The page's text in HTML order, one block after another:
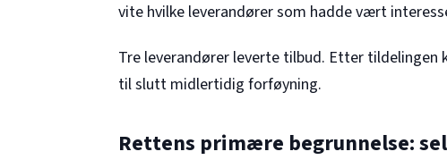
vite hvilke leverandører som hadde vært
Tre leverandører leverte tilbud. Etter
til slutt midlertidig forføyning.
Rettens primære begrunnelse: